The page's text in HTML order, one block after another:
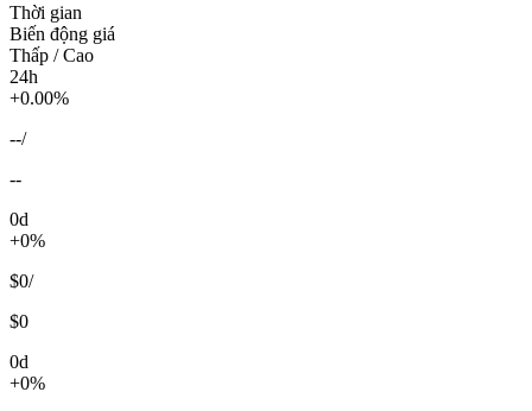
Thời gian
Biến động giá
Thấp / Cao
24h
+0.00%
--/
--
0d
+0%
$0/
$0
0d
+0%